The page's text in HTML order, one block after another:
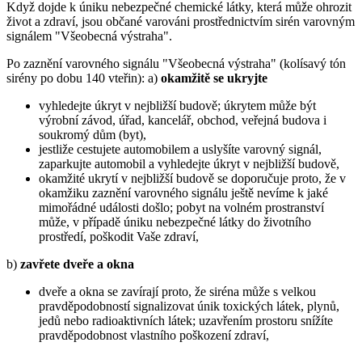
Když dojde k úniku nebezpečné chemické látky, která může ohrozit
život a zdraví, jsou občané varováni prostřednictvím sirén varovným
signálem "Všeobecná výstraha".
Po zaznění varovného signálu "Všeobecná výstraha" (kolísavý tón
sirény po dobu 140 vteřin): a) okamžitě se ukryjte
vyhledejte úkryt v nejbližší budově; úkrytem může být
výrobní závod, úřad, kancelář, obchod, veřejná budova i
soukromý dům (byt),
jestliže cestujete automobilem a uslyšíte varovný signál,
zaparkujte automobil a vyhledejte úkryt v nejbližší budově,
okamžité ukrytí v nejbližší budově se doporučuje proto, že v
okamžiku zaznění varovného signálu ještě nevíme k jaké
mimořádné události došlo; pobyt na volném prostranství
může, v případě úniku nebezpečné látky do životního
prostředí, poškodit Vaše zdraví,
b) zavřete dveře a okna
dveře a okna se zavírají proto, že siréna může s velkou
pravděpodobností signalizovat únik toxických látek, plynů,
jedů nebo radioaktivních látek; uzavřením prostoru snížíte
pravděpodobnost vlastního poškození zdraví,